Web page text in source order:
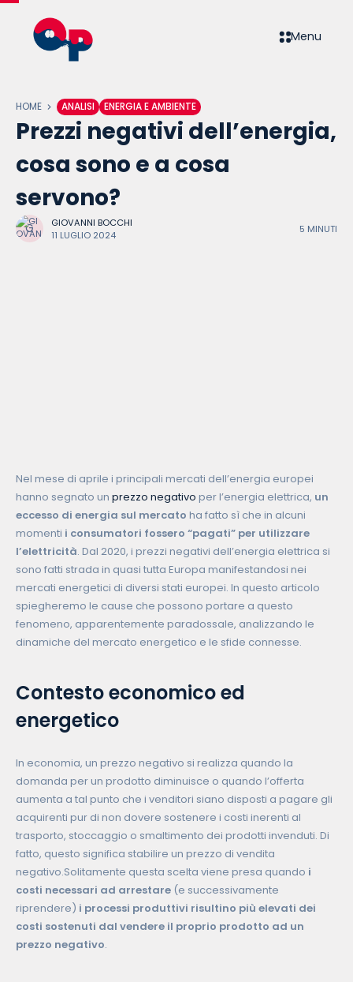
Menu
HOME ANALISI ENERGIA E AMBIENTE
Prezzi negativi dell’energia,
cosa sono e a cosa
servono?
GIOVANNI BOCCHI
11 LUGLIO 2024
5 MINUTI
Nel mese di aprile i principali mercati dell’energia europei
hanno segnato un prezzo negativo per l’energia elettrica, un
eccesso di energia sul mercato ha fatto sì che in alcuni
momenti i consumatori fossero “pagati” per utilizzare
l’elettricità. Dal 2020, i prezzi negativi dell’energia elettrica si
sono fatti strada in quasi tutta Europa manifestandosi nei
mercati energetici di diversi stati europei. In questo articolo
spiegheremo le cause che possono portare a questo
fenomeno, apparentemente paradossale, analizzando le
dinamiche del mercato energetico e le sfide connesse.
Contesto economico ed
energetico
In economia, un prezzo negativo si realizza quando la
domanda per un prodotto diminuisce o quando l’offerta
aumenta a tal punto che i venditori siano disposti a pagare gli
acquirenti pur di non dovere sostenere i costi inerenti al
trasporto, stoccaggio o smaltimento dei prodotti invenduti. Di
fatto, questo significa stabilire un prezzo di vendita
negativo.Solitamente questa scelta viene presa quando i
costi necessari ad arrestare (e successivamente
riprendere) i processi produttivi risultino più elevati dei
costi sostenuti dal vendere il proprio prodotto ad un
prezzo negativo.